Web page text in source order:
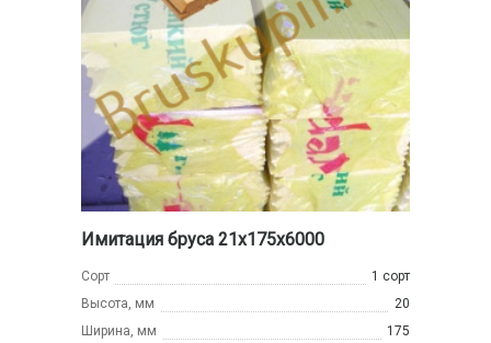
Имитация бруса 21x175x6000
Сорт
1 сорт
Высота, мм
20
Ширина, мм
175